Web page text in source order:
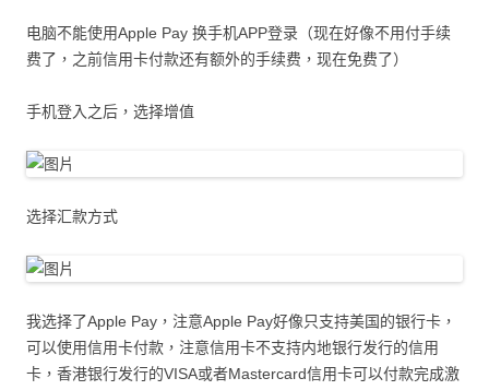
电脑不能使用Apple Pay 换手机APP登录（现在好像不用付手续
费了，之前信用卡付款还有额外的手续费，现在免费了）
手机登入之后，选择增值
选择汇款方式
我选择了Apple Pay，注意Apple Pay好像只支持美国的银行卡，
可以使用信用卡付款，注意信用卡不支持内地银行发行的信用
卡，香港银行发行的VISA或者Mastercard信用卡可以付款完成激